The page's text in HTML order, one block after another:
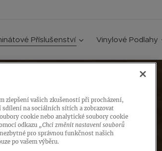
Příslušenství Vinylové Podlahy
LAMINÁTOVÉ
zlepšení vašich zkušeností při procházení,
na sociálních sítích a zobrazovat
cookie nebo analytické soubory cookie
odkazu „Chci změnit nastavení souborů
pro správnou funkčnost našich
po vašem výběru.